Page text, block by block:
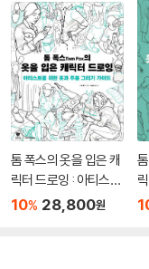
톰 폭스의 옷을 입은 캐
릭터 드로잉 : 아티스트
를 위한 옷과 주름 그리
10% 28,800원